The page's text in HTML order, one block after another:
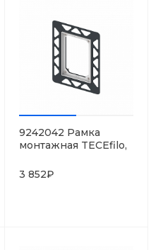
9242042 Рамка
монтажная TECEfilo,
3 852₽